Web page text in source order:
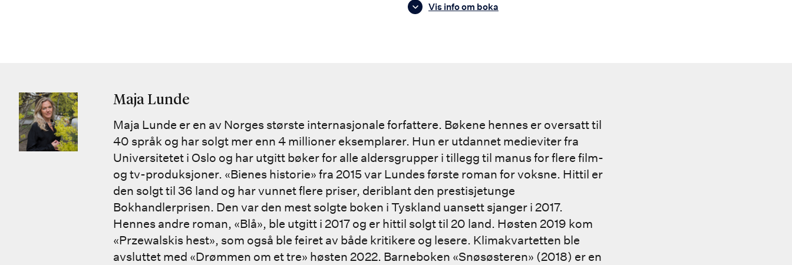
Vis info om boka
Maja Lunde
Maja Lunde er en av Norges største internasjonale forfattere. Bøkene hennes er oversatt til
40 språk og har solgt mer enn 4 millioner eksemplarer. Hun er utdannet medieviter fra
Universitetet i Oslo og har utgitt bøker for alle aldersgrupper i tillegg til manus for flere film-
og tv-produksjoner. «Bienes historie» fra 2015 var Lundes første roman for voksne. Hittil er
den solgt til 36 land og har vunnet flere priser, deriblant den prestisjetunge
Bokhandlerprisen. Den var den mest solgte boken i Tyskland uansett sjanger i 2017.
Hennes andre roman, «Blå», ble utgitt i 2017 og er hittil solgt til 20 land. Høsten 2019 kom
«Przewalskis hest», som også ble feiret av både kritikere og lesere. Klimakvartetten ble
avsluttet med «Drømmen om et tre» høsten 2022. Barneboken «Snøsøsteren» (2018) er en